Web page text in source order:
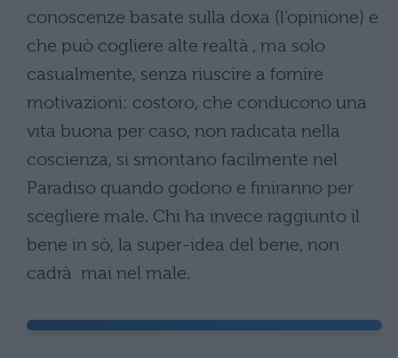
conoscenze basate sulla doxa (l’opinione) e
che può cogliere alte realtà , ma solo
casualmente, senza riuscire a fornire
motivazioni: costoro, che conducono una
vita buona per caso, non radicata nella
coscienza, si smontano facilmente nel
Paradiso quando godono e finiranno per
scegliere male. Chi ha invece raggiunto il
bene in sò, la super-idea del bene, non
cadrà mai nel male.